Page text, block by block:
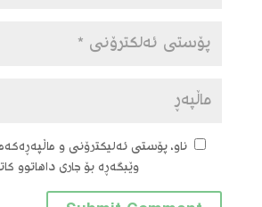
ناو، پۆستی ئەلیکترۆنی و
وێبگەڕە بۆ جاری داهاتوو